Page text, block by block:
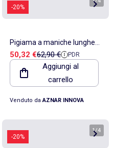
-20%
Pigiama a maniche lunghe
Disney Party Friends da
donna
Prezzo di vendita
50,32 €Prezzo di riferimento
62,90 € PDR
Aggiungi al
carrello
Venduto da AZNAR INNOVA
-20%
1/4